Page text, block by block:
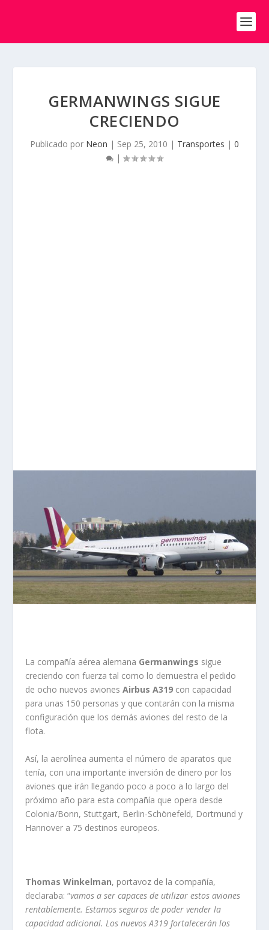
GERMANWINGS SIGUE
CRECIENDO
Publicado por Neon | Sep 25, 2010 | Transportes | 0
|
La compañía aérea alemana Germanwings sigue
creciendo con fuerza tal como lo demuestra el pedido
de ocho nuevos avionesAirbus A319 con capacidad
para unas 150 personas y que contarán con la misma
configuración que los demás aviones del resto de la
flota.
Así, la aerolínea aumenta el número de aparatos que
tenía, con una importante inversión de dinero por los
aviones que irán llegando poco a poco a lo largo del
próximo año para esta compañía que opera desde
Colonia/Bonn, Stuttgart, Berlin-Schönefeld, Dortmund y
Hannover a 75 destinos europeos.
Thomas Winkelman, portavoz de la compañía,
declaraba: “vamos a ser capaces de utilizar estos aviones
rentablemente. Estamos seguros de poder vender la
capacidad adicional. Los nuevos A319 fortalecerán los